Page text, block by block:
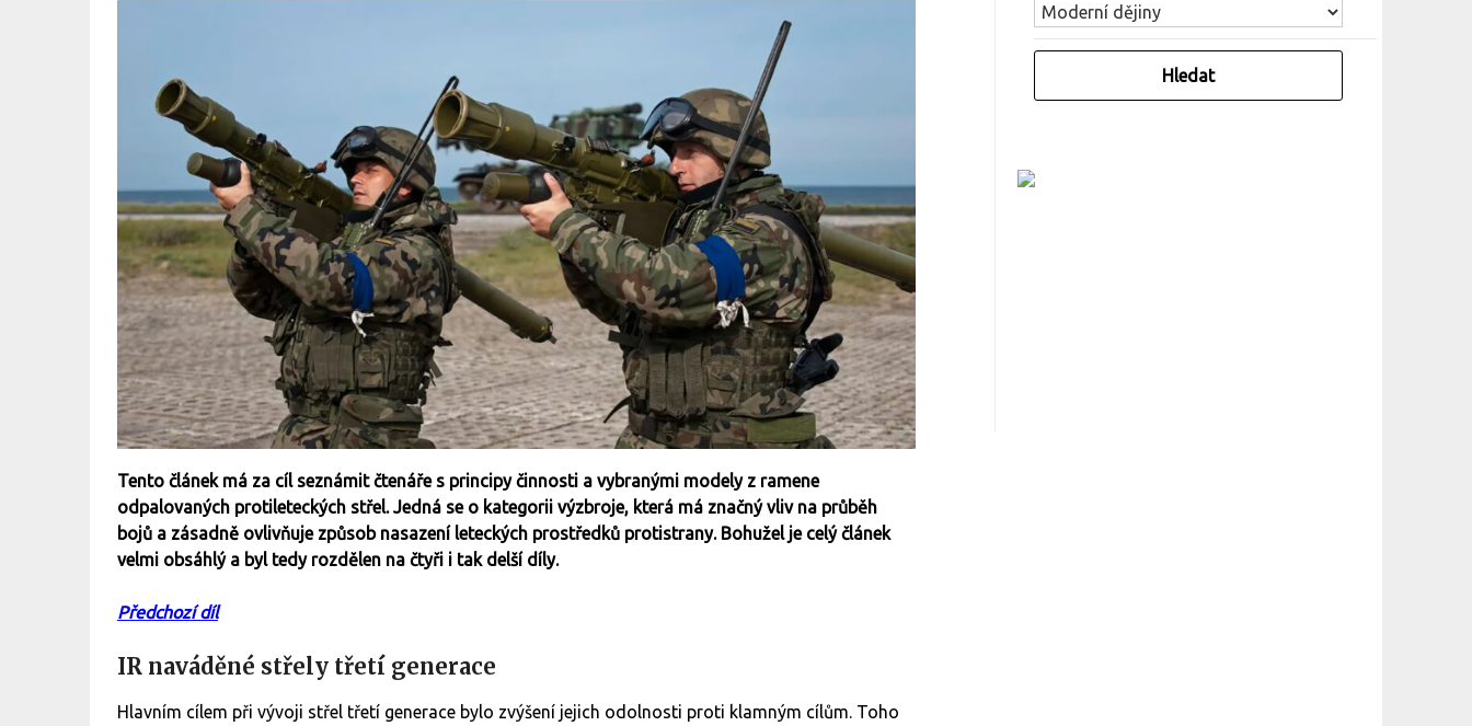
Tento článek má za cíl seznámit čtenáře s principy činnosti a vybranými modely z ramene
odpalovaných protileteckých střel. Jedná se o kategorii výzbroje, která má značný vliv na průběh
bojů a zásadně ovlivňuje způsob nasazení leteckých prostředků protistrany. Bohužel je celý článek
velmi obsáhlý a byl tedy rozdělen na čtyři i tak delší díly.
Předchozí díl
IR naváděné střely třetí generace
Hlavním cílem při vývoji střel třetí generace bylo zvýšení jejich odolnosti proti klamným cílům. Toho